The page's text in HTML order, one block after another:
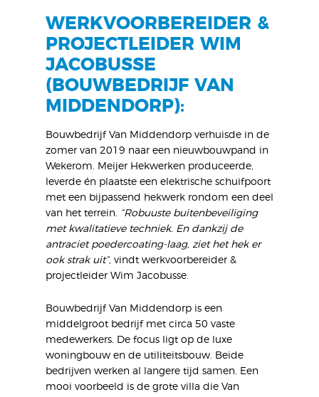
WERKVOORBEREIDER &
PROJECTLEIDER WIM
JACOBUSSE
(BOUWBEDRIJF VAN
MIDDENDORP):
Bouwbedrijf Van Middendorp verhuisde in de
zomer van 2019 naar een nieuwbouwpand in
Wekerom. Meijer Hekwerken produceerde,
leverde én plaatste een elektrische schuifpoort
met een bijpassend hekwerk rondom een deel
van het terrein. “Robuuste buitenbeveiliging
met kwalitatieve techniek. En dankzij de
antraciet poedercoating-laag, ziet het hek er
ook strak uit”, vindt werkvoorbereider &
projectleider Wim Jacobusse.
Bouwbedrijf Van Middendorp is een
middelgroot bedrijf met circa 50 vaste
medewerkers. De focus ligt op de luxe
woningbouw en de utiliteitsbouw. Beide
bedrijven werken al langere tijd samen. Een
mooi voorbeeld is de grote villa die Van